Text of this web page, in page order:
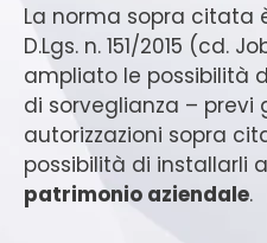
La norma sopra
D.Lgs. n. 151/2015 (cd.
ampliato le possibilità
di sorveglianza – previ
autorizzazioni sopra
possibilità di installarli
patrimonio aziendale.